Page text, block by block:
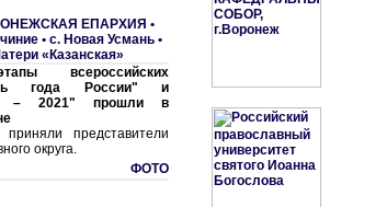
ЕПАРХИЯ •
• с. Hовая Усмань •
«Казанская»
всероссийских
года России" и
– 2021" прошли в
представители
округа.
ФОТО